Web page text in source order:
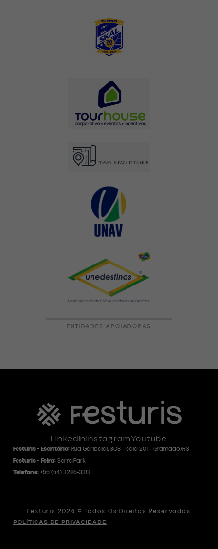
ENTIDADES APOIADORAS
LinkedInInstagramYoutube
Festuris - Escritório:Rua Garibaldi, 308 - sala 201 - Gramado/RS
Festuris - Feira:Serra Park
Telefone:+55(54) 3286-3313
Festuris 2026 © Todos Os Direitos Reservados
POLÍTICAS DE PRIVACIDADE